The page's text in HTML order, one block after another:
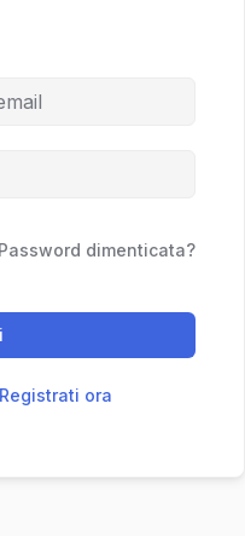
Password dimenticata?
Registrati ora